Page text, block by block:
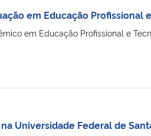
em Educação Profissional
em Educação Profissional e
Universidade Federal de